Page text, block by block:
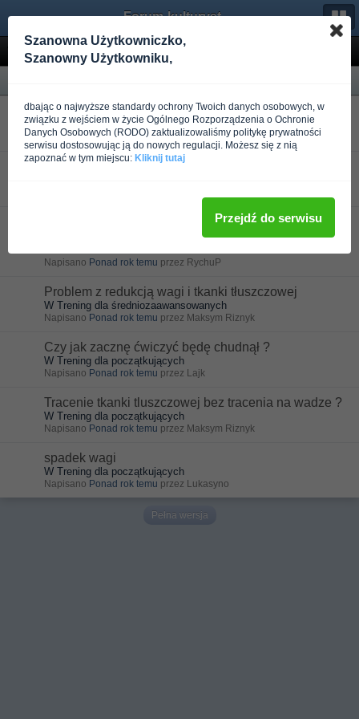
Forum-kulturystyka.pl
Wyniki wyszukiwania
Problem z osiągnięciem zamierzonych celów.
W Trening dla początkujących
NapisanoPonad rok temuprzez słońce100
Problem z przyrostem tkanki mięśniowej
Gdzie popełniłem błąd w odchudzaniu? pomocy
Napisano Ponad rok temu przez RychuP
Problem z redukcją wagi i tkanki tłuszczowej
W Trening dla średniozaawansowanych
Napisano Ponad rok temu przez Maksym Riznyk
Czy jak zacznę ćwiczyć będę chudnął ?
W Trening dla początkujących
Napisano Ponad rok temu przez Lajk
Tracenie tkanki tluszczowej bez tracenia na wadze ?
W Trening dla początkujących
Napisano Ponad rok temu przez Maksym Riznyk
spadek wagi
W Trening dla początkujących
Napisano Ponad rok temu przez Lukasyno
Pełna wersja
Szanowna Użytkowniczko,
Szanowny Użytkowniku,
dbając o najwyższe standardy ochrony Twoich danych osobowych, w
związku z wejściem w życie Ogólnego Rozporządzenia o Ochronie
Danych Osobowych (RODO) zaktualizowaliśmy politykę prywatności
serwisu dostosowując ją do nowych regulacji. Możesz się z nią
zapoznać w tym miejscu: Kliknij tutaj
Przejdź do serwisu